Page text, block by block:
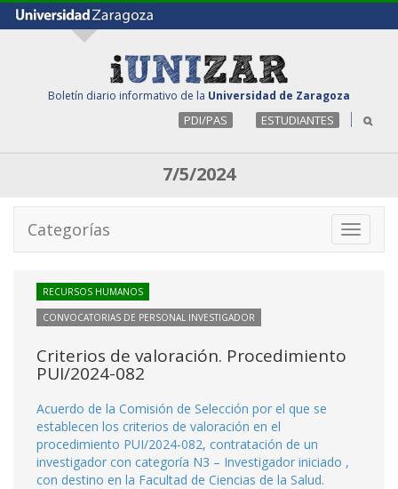
Boletín diario informativo de la Universidad de Zaragoza
PDI/PAS ESTUDIANTES
7/5/2024
Toggle
Categorías
RECURSOS HUMANOS
CONVOCATORIAS DE PERSONAL INVESTIGADOR
Criterios de valoración. Procedimiento
PUI/2024-082
Acuerdo de la Comisión de Selección por el que se
establecen los criterios de valoración en el
procedimiento PUI/2024-082, contratación de un
investigador con categoría N3 – Investigador iniciado ,
con destino en la Facultad de Ciencias de la Salud.